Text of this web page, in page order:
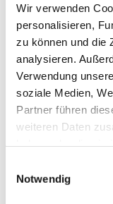
Wir verwenden
personalisieren,
zu können und die
analysieren.
Verwendung
soziale Medien,
Partner führen
weiteren Daten
Notwendig
„größten
worden ist“,
Schiller an
schrieb, er
Coloß zu
aber gefühlt?
habe einen
großen